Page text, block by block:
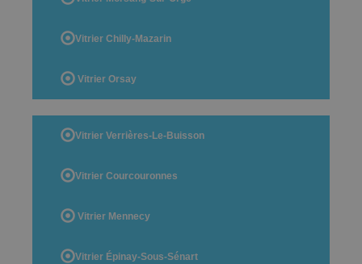
Vitrier Chilly-Mazarin
Vitrier Orsay
Vitrier Verrières-Le-Buisson
Vitrier Courcouronnes
Vitrier Mennecy
Vitrier Épinay-Sous-Sénart